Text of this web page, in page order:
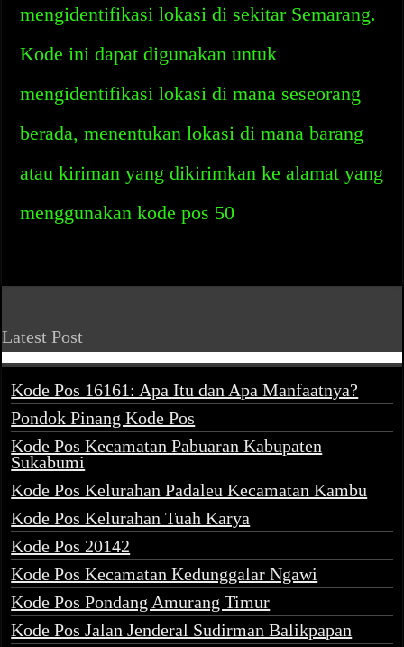
mengidentifikasi lokasi di sekitar Semarang.
Kode ini dapat digunakan untuk
mengidentifikasi lokasi di mana seseorang
berada, menentukan lokasi di mana barang
atau kiriman yang dikirimkan ke alamat yang
menggunakan kode pos 50
Latest Post
Kode Pos 16161: Apa Itu dan Apa Manfaatnya?
Pondok Pinang Kode Pos
Kode Pos Kecamatan Pabuaran Kabupaten
Sukabumi
Kode Pos Kelurahan Padaleu Kecamatan Kambu
Kode Pos Kelurahan Tuah Karya
Kode Pos 20142
Kode Pos Kecamatan Kedunggalar Ngawi
Kode Pos Pondang Amurang Timur
Kode Pos Jalan Jenderal Sudirman Balikpapan